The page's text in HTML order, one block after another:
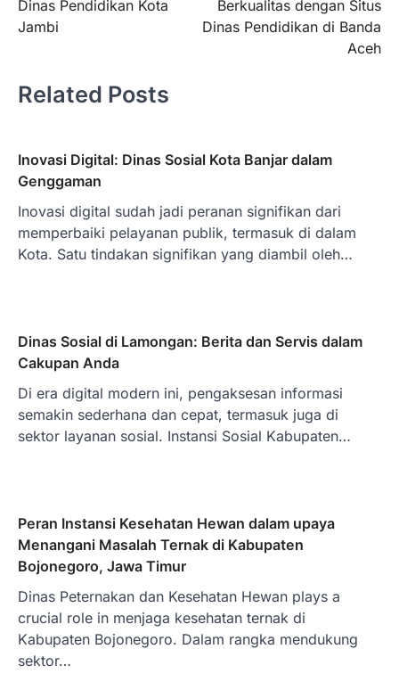
Dinas Pendidikan Kota
Jambi
Berkualitas dengan Situs
Dinas Pendidikan di Banda
Aceh
Related Posts
Inovasi Digital: Dinas Sosial Kota Banjar dalam
Genggaman
Inovasi digital sudah jadi peranan signifikan dari
memperbaiki pelayanan publik, termasuk di dalam
Kota. Satu tindakan signifikan yang diambil oleh…
Dinas Sosial di Lamongan: Berita dan Servis dalam
Cakupan Anda
Di era digital modern ini, pengaksesan informasi
semakin sederhana dan cepat, termasuk juga di
sektor layanan sosial. Instansi Sosial Kabupaten…
Peran Instansi Kesehatan Hewan dalam upaya
Menangani Masalah Ternak di Kabupaten
Bojonegoro, Jawa Timur
Dinas Peternakan dan Kesehatan Hewan plays a
crucial role in menjaga kesehatan ternak di
Kabupaten Bojonegoro. Dalam rangka mendukung
sektor…